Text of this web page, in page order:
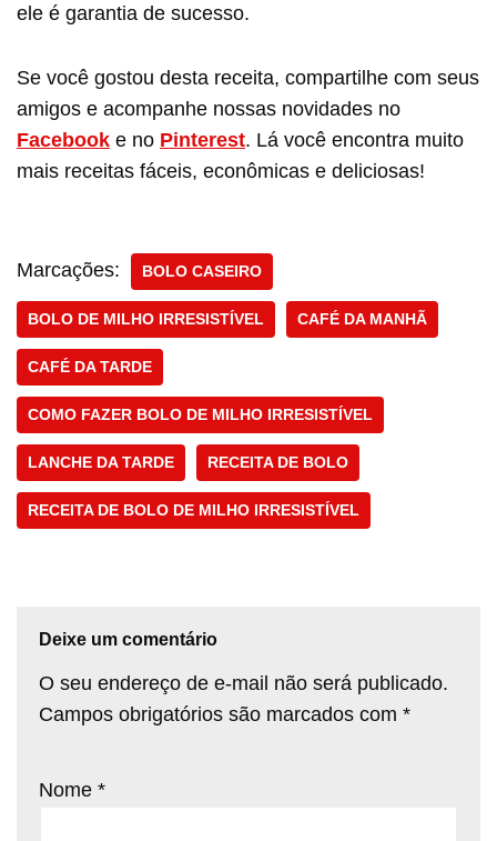
ele é garantia de sucesso.
Se você gostou desta receita, compartilhe com seus
amigos e acompanhe nossas novidades no
Facebook e no Pinterest. Lá você encontra muito
mais receitas fáceis, econômicas e deliciosas!
Marcações: BOLO CASEIRO
BOLO DE MILHO IRRESISTÍVEL CAFÉ DA MANHÃ
CAFÉ DA TARDE
COMO FAZER BOLO DE MILHO IRRESISTÍVEL
LANCHE DA TARDE RECEITA DE BOLO
RECEITA DE BOLO DE MILHO IRRESISTÍVEL
Deixe um comentário
O seu endereço de e-mail não será publicado.
Campos obrigatórios são marcados com *
Nome *